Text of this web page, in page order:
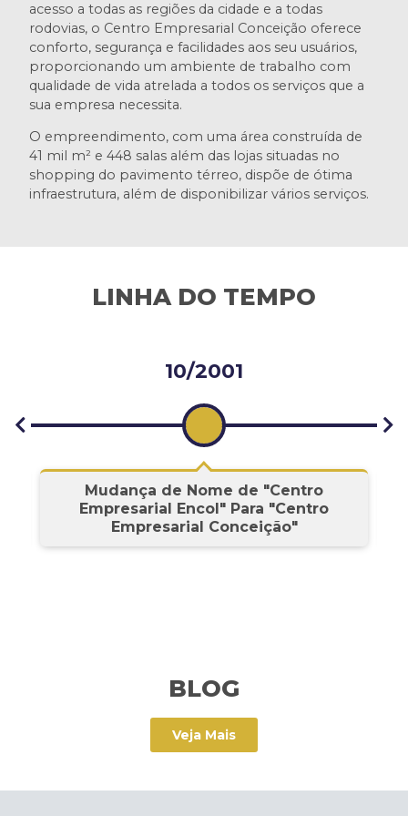
acesso a todas as regiões da cidade e a todas
rodovias, o Centro Empresarial Conceição oferece
conforto, segurança e facilidades aos seu usuários,
proporcionando um ambiente de trabalho com
qualidade de vida atrelada a todos os serviços que a
sua empresa necessita.
O empreendimento, com uma área construída de
41 mil m² e 448 salas além das lojas situadas no
shopping do pavimento térreo, dispõe de ótima
infraestrutura, além de disponibilizar vários serviços.
LINHA DO TEMPO
10/2001
Mudança de Nome de "Centro
Empresarial Encol" Para "Centro
Empresarial Conceição"
BLOG
Veja Mais